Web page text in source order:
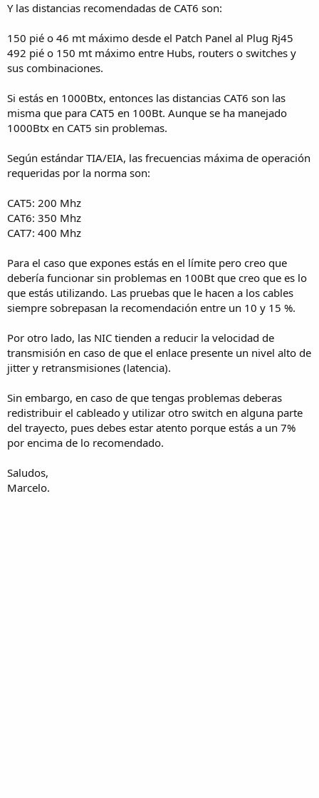
Y las distancias recomendadas de CAT6 son:
150 pié o 46 mt máximo desde el Patch Panel al Plug Rj45
492 pié o 150 mt máximo entre Hubs, routers o switches y
sus combinaciones.
Si estás en 1000Btx, entonces las distancias CAT6 son las
misma que para CAT5 en 100Bt. Aunque se ha manejado
1000Btx en CAT5 sin problemas.
Según estándar TIA/EIA, las frecuencias máxima de operación
requeridas por la norma son:
CAT5: 200 Mhz
CAT6: 350 Mhz
CAT7: 400 Mhz
Para el caso que expones estás en el límite pero creo que
debería funcionar sin problemas en 100Bt que creo que es lo
que estás utilizando. Las pruebas que le hacen a los cables
siempre sobrepasan la recomendación entre un 10 y 15 %.
Por otro lado, las NIC tienden a reducir la velocidad de
transmisión en caso de que el enlace presente un nivel alto de
jitter y retransmisiones (latencia).
Sin embargo, en caso de que tengas problemas deberas
redistribuir el cableado y utilizar otro switch en alguna parte
del trayecto, pues debes estar atento porque estás a un 7%
por encima de lo recomendado.
Saludos,
Marcelo.